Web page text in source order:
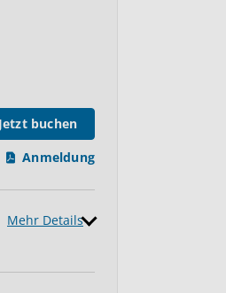
Jetzt buchen
Anmeldung
Mehr Details